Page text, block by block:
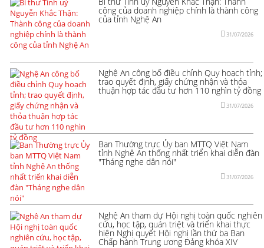
công của doanh nghiệp chính là thành công
của tỉnh Nghệ An
31/07/2026
Nghệ An công bố điều chỉnh Quy hoạch tỉnh;
trao quyết định, giấy chứng nhận và thỏa
thuận hợp tác đầu tư hơn 110 nghìn tỷ đồng
31/07/2026
Ban Thường trực Ủy ban MTTQ Việt Nam
tỉnh Nghệ An thống nhất triển khai diễn đàn
"Tháng nghe dân nói"
31/07/2026
Nghệ An tham dự Hội nghị toàn quốc nghiên
cứu, học tập, quán triệt và triển khai thực
hiện Nghị quyết Hội nghị lần thứ ba Ban
Chấp hành Trung ương Đảng khóa XIV